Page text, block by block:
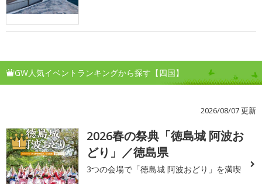
GW人気イベントランキングから探す【四国】
2026/08/07 更新
1
2026春の祭典「徳島城 阿波お
どり」／徳島県
3つの会場で「徳島城 阿波おどり」を満喫